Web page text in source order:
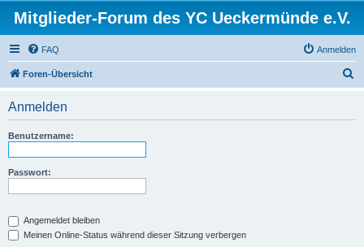
Mitglieder-Forum des YC Ueckermünde e.V.
FAQ Anmelden
Foren-Übersicht
Anmelden
Benutzername:
Passwort:
Angemeldet bleiben
Meinen Online-Status während dieser Sitzung verbergen